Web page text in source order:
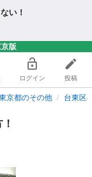
い！
版
ログイン 投稿
京都のその他 台東区